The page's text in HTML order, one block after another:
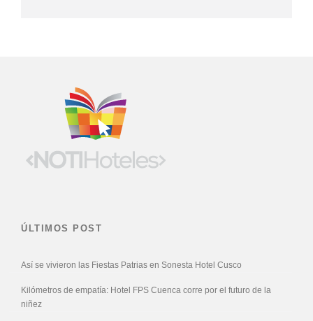
ÚLTIMOS POST
Así se vivieron las Fiestas Patrias en Sonesta Hotel Cusco
Kilómetros de empatía: Hotel FPS Cuenca corre por el futuro de la
niñez